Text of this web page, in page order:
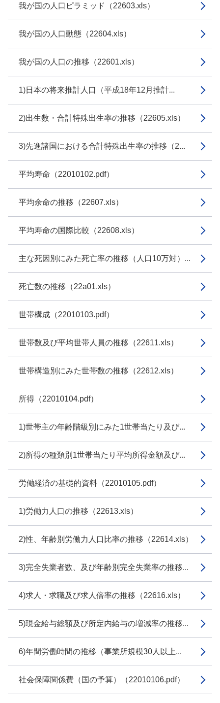
我が国の人口ピラミッド（22603.xls）
我が国の人口動態（22604.xls）
我が国の人口の推移（22601.xls）
1)日本の将来推計人口（平成18年12月推計...
2)出生数・合計特殊出生率の推移（22605.xls）
3)先進諸国における合計特殊出生率の推移（2...
平均寿命（22010102.pdf）
平均余命の推移（22607.xls）
平均寿命の国際比較（22608.xls）
主な死因別にみた死亡率の推移（人口10万対）...
死亡数の推移（22a01.xls）
世帯構成（22010103.pdf）
世帯数及び平均世帯人員の推移（22611.xls）
世帯構造別にみた世帯数の推移（22612.xls）
所得（22010104.pdf）
1)世帯主の年齢階級別にみた1世帯当たり及び...
2)所得の種類別1世帯当たり平均所得金額及び...
労働経済の基礎的資料（22010105.pdf）
1)労働力人口の推移（22613.xls）
2)性、年齢別労働力人口比率の推移（22614.xls）
3)完全失業者数、及び年齢別完全失業率の推移...
4)求人・求職及び求人倍率の推移（22616.xls）
5)現金給与総額及び所定内給与の増減率の推移...
6)年間労働時間の推移（事業所規模30人以上...
社会保障関係費（国の予算）（22010106.pdf）